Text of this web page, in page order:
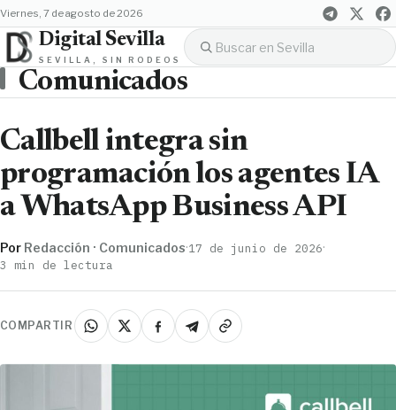
viernes, 7 de agosto de 2026
Digital Sevilla
SEVILLA, SIN RODEOS
Comunicados
Callbell integra sin
programación los agentes IA
a WhatsApp Business API
Por Redacción · Comunicados·17 de junio de 2026·
3 min de lectura
COMPARTIR